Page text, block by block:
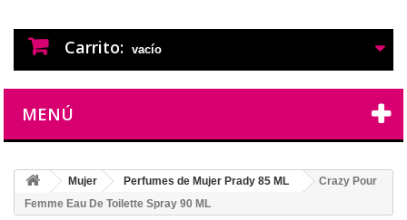
Carrito: vacío
MENÚ
Mujer Perfumes de Mujer Prady 85 ML
Crazy Pour
Femme Eau De Toilette Spray 90 ML